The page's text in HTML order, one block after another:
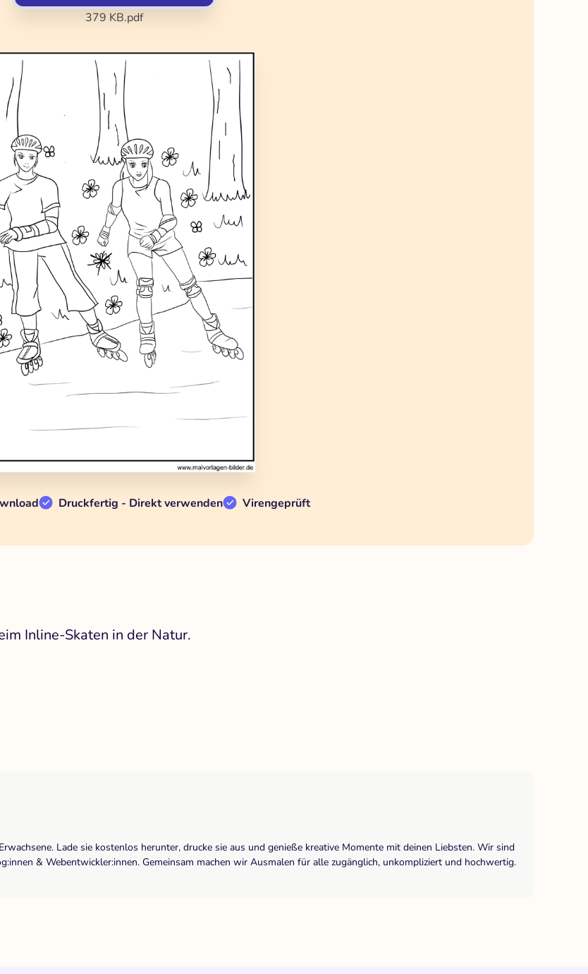
379 KB.pdf
Druckfertig - Direkt verwenden Virengeprüft
Inline-Skaten in der Natur.
Lade sie kostenlos herunter, drucke sie aus und genieße kreative Momente mit deinen Liebsten. Wir sind
& Webentwickler:innen. Gemeinsam machen wir Ausmalen für alle zugänglich, unkompliziert und hochwertig.